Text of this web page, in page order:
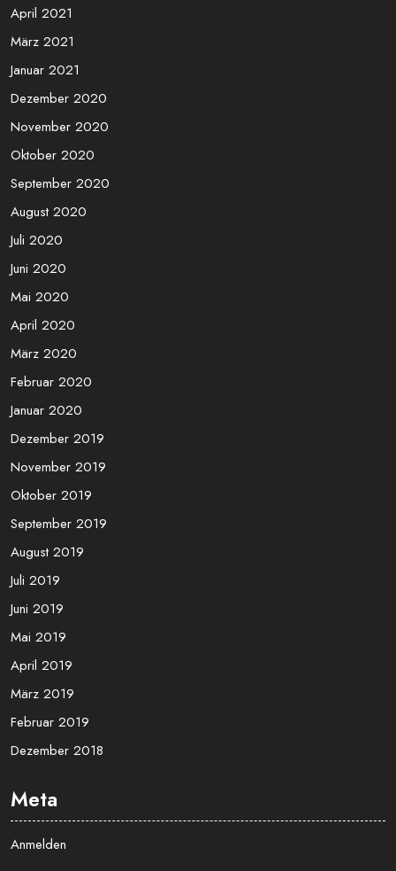
April 2021
März 2021
Januar 2021
Dezember 2020
November 2020
Oktober 2020
September 2020
August 2020
Juli 2020
Juni 2020
Mai 2020
April 2020
März 2020
Februar 2020
Januar 2020
Dezember 2019
November 2019
Oktober 2019
September 2019
August 2019
Juli 2019
Juni 2019
Mai 2019
April 2019
März 2019
Februar 2019
Dezember 2018
Meta
Anmelden